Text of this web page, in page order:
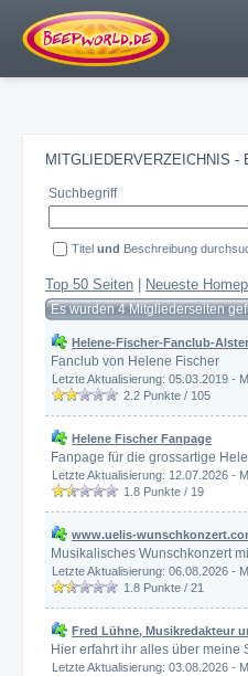
MITGLIEDERVERZEICHNIS -
Suchbegriff
Titel und Beschreibung
Top 50 Seiten Neueste
Es wurden 4 Mitgliederseiten
Helene-Fischer-Fanclub-
Fanclub von Helene Fischer
Letzte Aktualisierung: 05.03.2019 -
2.2 Punkte / 105
Helene Fischer Fanpage
Fanpage für die grossartige
Letzte Aktualisierung: 12.07.2026 -
1.8 Punkte / 19
www.uelis-
Musikalisches Wunschkonzert
Letzte Aktualisierung: 06.08.2026 -
1.8 Punkte / 21
Fred Lühne, Musikredakteur
Hier erfahrt ihr alles über meine
Letzte Aktualisierung: 03.08.2026 -